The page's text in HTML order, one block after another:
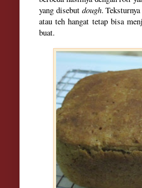
yang disebut dough.
atau teh hangat tetap bisa
buat.